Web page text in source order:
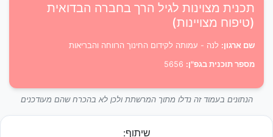
תכנית מצוינות לגיל הרך בחברה הבדואית
(טיפוח מצויינות)
שם ארגון: לנה - עמותה לקידום החינוך הרווחה והבריאות
מספר תוכנית בגפ"ן:
הנתונים בעמוד זה נדלו מתוך המרשתת ולכן לא בהכרח שהם מעודכנים
שיתוף: